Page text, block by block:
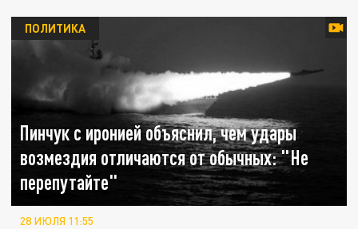
Пинчук с иронией объяснил, чем удары
возмездия отличаются от обычных: "Не
перепутайте"
ПОЛИТИКА
28 ИЮЛЯ 11:55